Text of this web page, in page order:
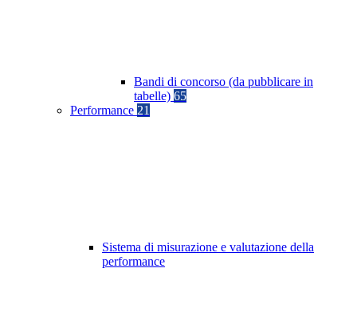
Bandi di concorso (da pubblicare in
tabelle) 65
Performance 21
Sistema di misurazione e valutazione della
performance